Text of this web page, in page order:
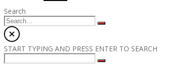
Search
START TYPING AND PRESS ENTER TO SEARCH